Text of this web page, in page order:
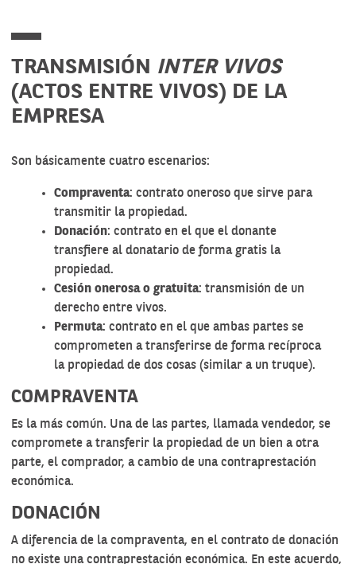
TRANSMISIÓN INTER VIVOS
(ACTOS ENTRE VIVOS) DE LA
EMPRESA
Son básicamente cuatro escenarios:
Compraventa: contrato oneroso que sirve para
transmitir la propiedad.
Donación: contrato en el que el donante
transfiere al donatario de forma gratis la
propiedad.
Cesión onerosa o gratuita: transmisión de un
derecho entre vivos.
Permuta: contrato en el que ambas partes se
comprometen a transferirse de forma recíproca
la propiedad de dos cosas (similar a un truque).
COMPRAVENTA
Es la más común. Una de las partes, llamada vendedor, se
compromete a transferir la propiedad de un bien a otra
parte, el comprador, a cambio de una contraprestación
económica.
DONACIÓN
A diferencia de la compraventa, en el contrato de donación
no existe una contraprestación económica. En este acuerdo,